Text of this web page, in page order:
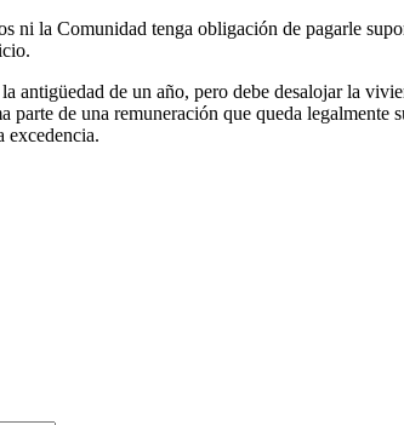
ni la Comunidad tenga obligación de pagarle
antigüedad de un año, pero debe desalojar la
parte de una remuneración que queda
excedencia.